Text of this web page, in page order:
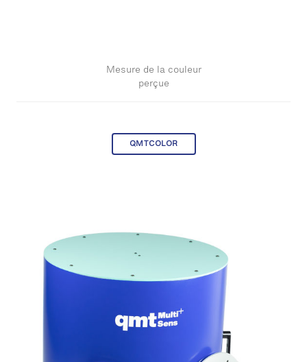
Mesure de la couleur
perçue
QMTCOLOR